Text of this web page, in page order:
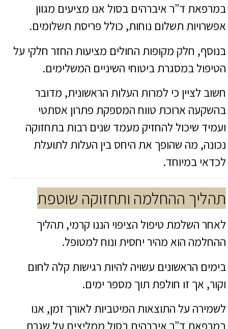
במרפאת ד”ר איברהים בסול אנו מציעים מגוון
אפשרויות תשלום נוחות, כולל פריסת תשלומים.
בנוסף, חלק מקופות החולים מציעות החזר חלקי על
הטיפול במסגרת ביטוחי השיניים המשלימים.
חשוב לציין כי למרות העלות הראשונית, מדובר
בהשקעה ארוכת טווח המספקת פתרון אסתטי
ועמיד שיכול להחזיק מעמד שנים רבות בתחזוקה
נכונה, מה שהופך את היחס בין העלות לתועלת
לכדאי במיוחד.
תהליך ההחלמה ותחזוקה שוטפת
לאחר השלמת טיפול הציפוי הננו קרמי, תהליך
ההחלמה הוא מהיר יחסית ונוח למטופל.
בימים הראשונים עשויה להיות רגישות קלה לחום
וקור, אך זו חולפת תוך מספר ימים.
לשמירה על התוצאות המיטביות לאורך זמן, אנו